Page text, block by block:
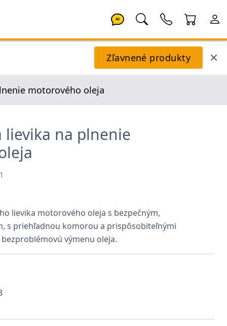
AI
Zľavnené produkty
motorového oleja
lievika na plnenie
lievika motorového oleja s bezpečným,
s priehľadnou komorou a prispôsobiteľnými
výmenu oleja.